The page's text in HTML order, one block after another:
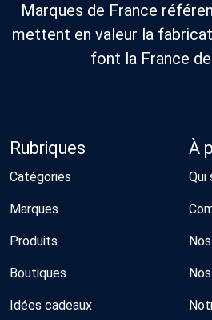
Marques de France
mettent en valeur la
font la France
Rubriques
Catégories
Marques
Produits
Boutiques
Idées cadeaux
À
Qui